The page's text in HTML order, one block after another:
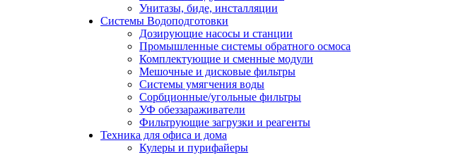
Унитазы, биде, инсталляции
Системы Водоподготовки
Дозирующие насосы и станции
Промышленные системы обратного осмоса
Комплектующие и сменные модули
Мешочные и дисковые фильтры
Системы умягчения воды
Сорбционные/угольные фильтры
УФ обеззараживатели
Фильтрующие загрузки и реагенты
Техника для офиса и дома
Кулеры и пурифайеры